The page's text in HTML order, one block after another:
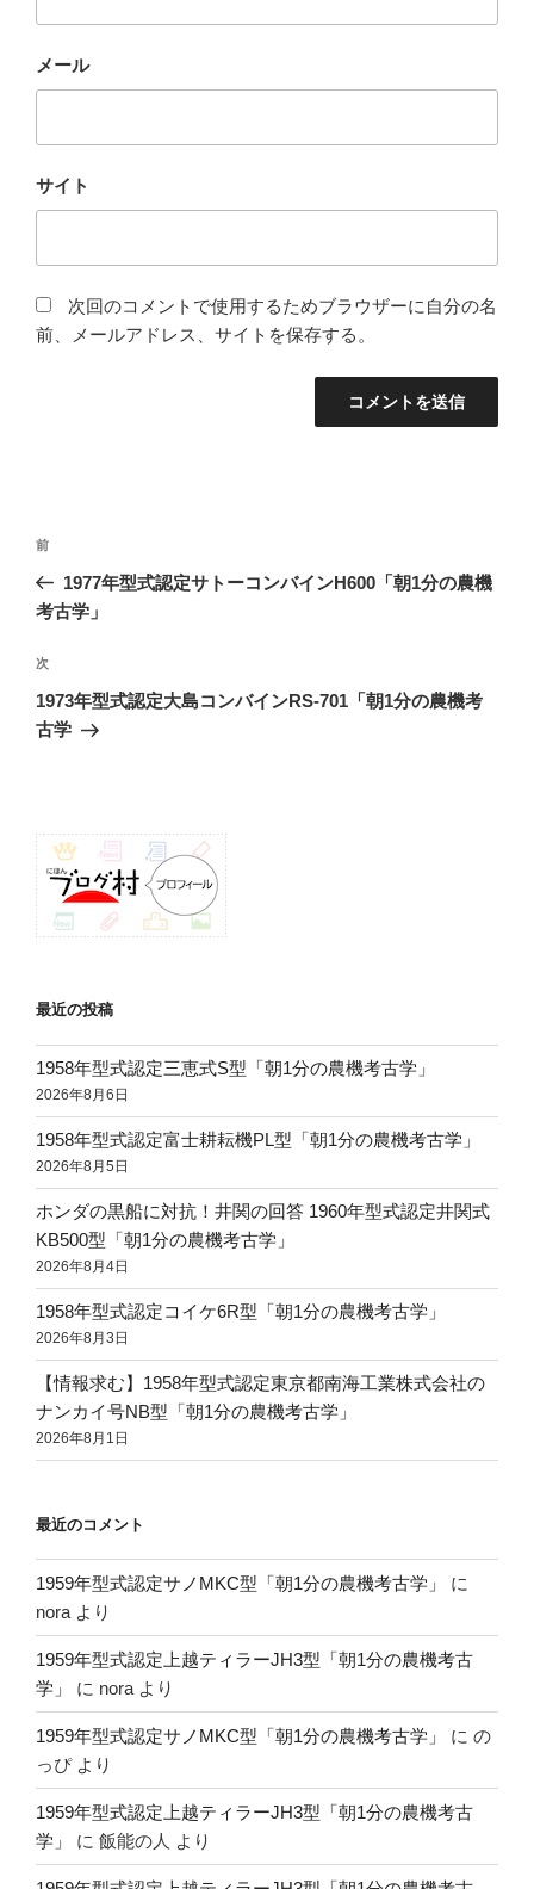
メール
サイト
次回のコメントで使用するためブラウザーに自分の名
前、メールアドレス、サイトを保存する。
投
ナ
ゲ
ー
シ
前
の
投
前
1977年型式認定サトーコンバインH600「朝1分の農機
考古学」
次
の
投
次
1973年型式認定大島コンバインRS-701「朝1分の農機考
古学
最近の投稿
1958年型式認定三恵式S型「朝1分の農機考古学」
2026年8月6日
1958年型式認定富士耕耘機PL型「朝1分の農機考古学」
2026年8月5日
ホンダの黒船に対抗！井関の回答 1960年型式認定井関式
KB500型「朝1分の農機考古学」
2026年8月4日
1958年型式認定コイケ6R型「朝1分の農機考古学」
2026年8月3日
【情報求む】1958年型式認定東京都南海工業株式会社の
ナンカイ号NB型「朝1分の農機考古学」
2026年8月1日
最近のコメント
1959年型式認定サノMKC型「朝1分の農機考古学」
に
nora より
1959年型式認定上越ティラーJH3型「朝1分の農機考古
学」
に nora より
1959年型式認定サノMKC型「朝1分の農機考古学」 に の
っぴより
1959年型式認定上越ティラーJH3型「朝1分の農機考古
学」
に 飯能の人 より